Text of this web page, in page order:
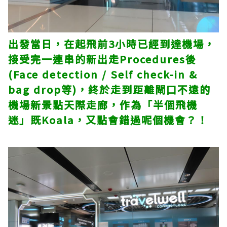
出發當日，在起飛前3小時已經到達機場，
接受完一連串的新出走Procedures後
(Face detection / Self check-in &
bag drop等)，終於走到距離閘口不遠的
機場新景點天際走廊，作為「半個飛機
迷」既Koala，又點會錯過呢個機會？！